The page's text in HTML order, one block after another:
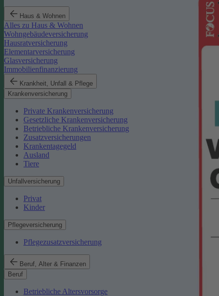
Haus & Wohnen
Alles zu Haus & Wohnen
Wohngebäudeversicherung
Hausratversicherung
Elementarversicherung
Glasversicherung
Immobilienfinanzierung
Krankheit, Unfall & Pflege
Krankenversicherung
Private Krankenversicherung
Gesetzliche Krankenversicherung
Betriebliche Krankenversicherung
Zusatzversicherungen
Krankentagegeld
Ausland
Tiere
Unfallversicherung
Privat
Kinder
Pflegeversicherung
Pflegezusatzversicherung
Beruf, Alter & Finanzen
Beruf
Betriebliche Altersvorsorge